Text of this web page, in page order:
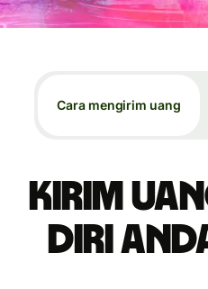
Cara mengirim uang
Kirim
diri